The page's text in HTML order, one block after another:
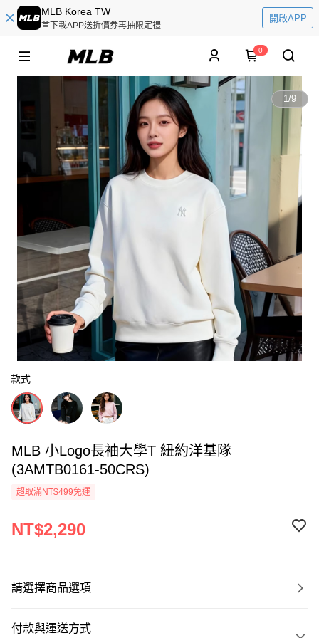
MLB Korea TW
首下載APP送折價券再抽限定禮
開啟APP
0
1/9
款式
MLB 小Logo長袖大學T 紐約洋基隊
(3AMTB0161-50CRS)
超取滿NT$499免運
NT$2,290
請選擇商品選項
付款與運送方式